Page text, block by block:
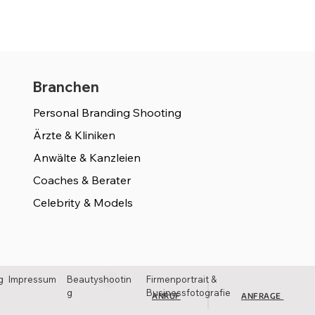
ANRUF ANFRAGE
Branchen
Personal Branding Shooting
Ärzte & Kliniken
Anwälte & Kanzleien
Coaches & Berater
Celebrity & Models
Impressum Beautyshootin
g
Firmenportrait &
Businessfotografie